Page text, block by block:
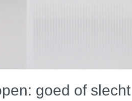
goed of